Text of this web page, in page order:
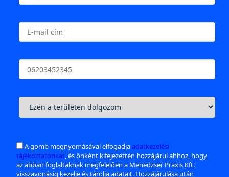
A gomb megnyomásával elfogadjaadatkezelési
tájékoztatónkat, és önként kifejezetten hozzájárul ahhoz, hogy
az abban foglaltaknak megfelelően a Menedzser Praxis Kft.
visszavonásig kezelje és tárolja adatait. Hozzájárulása után